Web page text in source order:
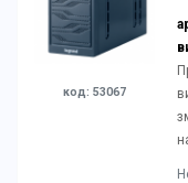
код: 53067